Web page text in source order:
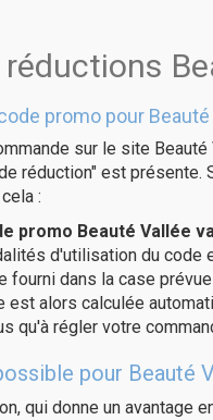
promo pour Beauté
sur le site
réduction" est
:
promo Beauté Vallée
d'utilisation du code
fourni dans la case
est alors calculée
qu'à régler votre
pour Beauté
qui donne un avantage